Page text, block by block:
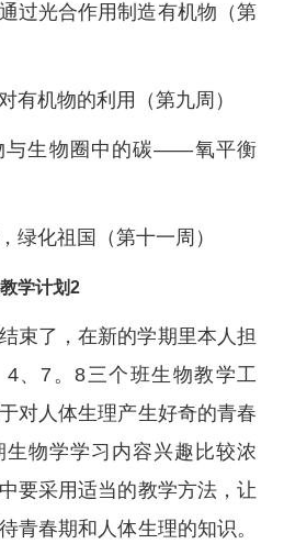
过光合作用制造有机物（第
有机物的利用（第九周）
与生物圈中的碳——氧平衡
绿化祖国（第十一周）
学计划2
束了，在新的学期里本人担
、7。8三个班生物教学工
对人体生理产生好奇的青春
物学学习内容兴趣比较浓
要采用适当的教学方法，让
青春期和人体生理的知识。